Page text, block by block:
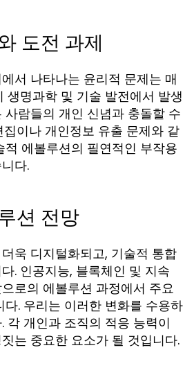
도전 과제
서 나타나는 윤리적 문제는 매
생명과학 및 기술 발전에서 발생
람들의 개인 신념과 충돌할 수
이나 개인정보 유출 문제와 같
적 에볼루션의 필연적인 부작용
다.
션 전망
욱 디지털화되고, 기술적 통합
. 인공지능, 블록체인 및 지속
로의 에볼루션 과정에서 주요
. 우리는 이러한 변화를 수용하
각 개인과 조직의 적응 능력이
는 중요한 요소가 될 것입니다.